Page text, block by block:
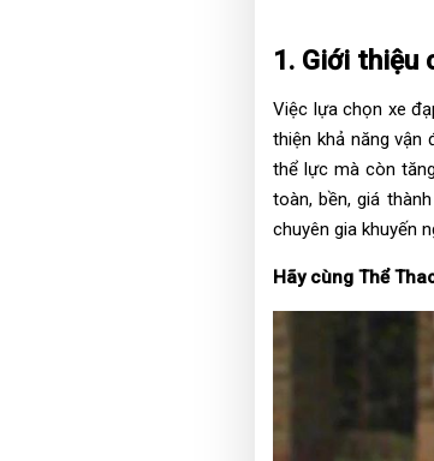
1. Giới thiệu
Việc lựa chọn xe
thiện khả năng vận
thể lực mà còn
toàn, bền, giá
chuyên gia khuyến
Hãy cùng Thể